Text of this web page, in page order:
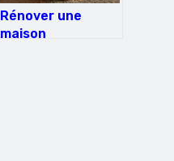
Rénover une
maison